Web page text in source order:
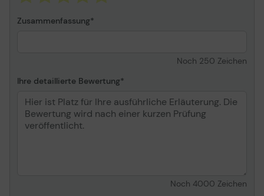
Zusammenfassung
Noch 250 Zeichen
Ihre detaillierte Bewertung
Noch 4000 Zeichen